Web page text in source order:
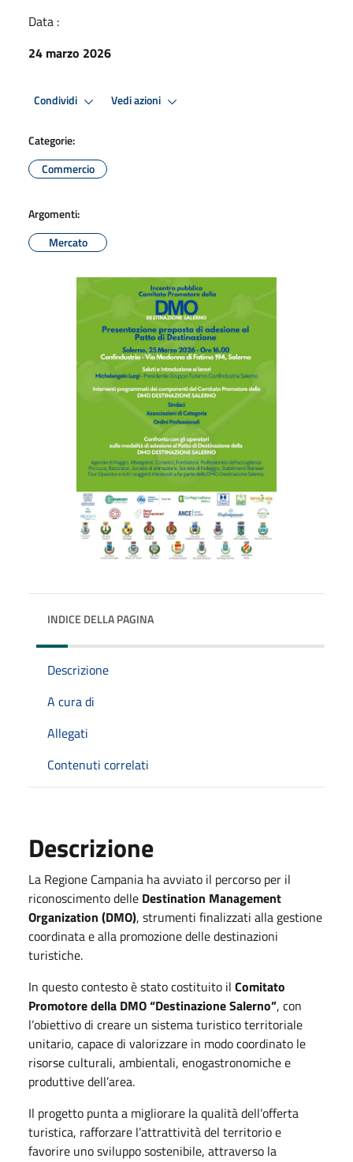
Data :
24 marzo 2026
Condividi Vedi azioni
Categorie:
Commercio
Argomenti:
Mercato
INDICE DELLA PAGINA
Descrizione
A cura di
Allegati
Contenuti correlati
Descrizione
La Regione Campania ha avviato il percorso per il
riconoscimento delle Destination Management
Organization (DMO), strumenti finalizzati alla gestione
coordinata e alla promozione delle destinazioni
turistiche.
In questo contesto è stato costituito il Comitato
Promotore della DMO “Destinazione Salerno”, con
l’obiettivo di creare un sistema turistico territoriale
unitario, capace di valorizzare in modo coordinato le
risorse culturali, ambientali, enogastronomiche e
produttive dell’area.
Il progetto punta a migliorare la qualità dell’offerta
turistica, rafforzare l’attrattività del territorio e
favorire uno sviluppo sostenibile, attraverso la